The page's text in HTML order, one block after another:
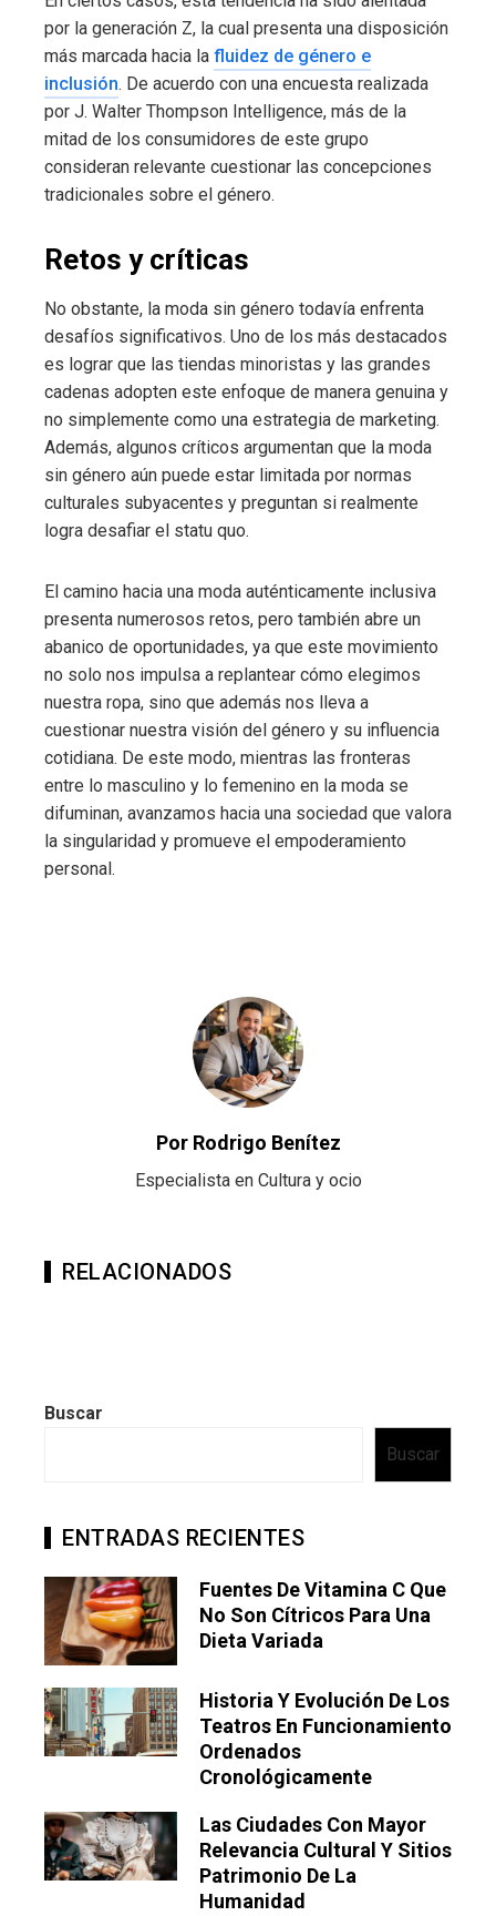
por la generación Z, la cual presenta una disposición
más marcada hacia la fluidez de género e
inclusión. De acuerdo con una encuesta realizada
por J. Walter Thompson Intelligence, más de la
mitad de los consumidores de este grupo
consideran relevante cuestionar las concepciones
tradicionales sobre el género.
Retos y críticas
No obstante, la moda sin género todavía enfrenta
desafíos significativos. Uno de los más destacados
es lograr que las tiendas minoristas y las grandes
cadenas adopten este enfoque de manera genuina y
no simplemente como una estrategia de marketing.
Además, algunos críticos argumentan que la moda
sin género aún puede estar limitada por normas
culturales subyacentes y preguntan si realmente
logra desafiar el statu quo.
El camino hacia una moda auténticamente inclusiva
presenta numerosos retos, pero también abre un
abanico de oportunidades, ya que este movimiento
no solo nos impulsa a replantear cómo elegimos
nuestra ropa, sino que además nos lleva a
cuestionar nuestra visión del género y su influencia
cotidiana. De este modo, mientras las fronteras
entre lo masculino y lo femenino en la moda se
difuminan, avanzamos hacia una sociedad que valora
la singularidad y promueve el empoderamiento
personal.
Por Rodrigo Benítez
Especialista en Cultura y ocio
RELACIONADOS
Buscar
Buscar
ENTRADAS RECIENTES
Fuentes De Vitamina C Que
No Son Cítricos Para Una
Dieta Variada
Historia Y Evolución De Los
Teatros En Funcionamiento
Ordenados
Cronológicamente
Las Ciudades Con Mayor
Relevancia Cultural Y Sitios
Patrimonio De La
Humanidad